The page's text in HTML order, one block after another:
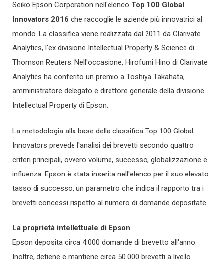
Seiko Epson Corporation nell'elenco Top 100 Global
Innovators 2016 che raccoglie le aziende più innovatrici al
mondo. La classifica viene realizzata dal 2011 da Clarivate
Analytics, l'ex divisione Intellectual Property & Science di
Thomson Reuters. Nell'occasione, Hirofumi Hino di Clarivate
Analytics ha conferito un premio a Toshiya Takahata,
amministratore delegato e direttore generale della divisione
Intellectual Property di Epson.
La metodologia alla base della classifica Top 100 Global
Innovators prevede l'analisi dei brevetti secondo quattro
criteri principali, ovvero volume, successo, globalizzazione e
influenza. Epson è stata inserita nell'elenco per il suo elevato
tasso di successo, un parametro che indica il rapporto tra i
brevetti concessi rispetto al numero di domande depositate.
La proprietà intellettuale di Epson
Epson deposita circa 4.000 domande di brevetto all'anno.
Inoltre, detiene e mantiene circa 50.000 brevetti a livello